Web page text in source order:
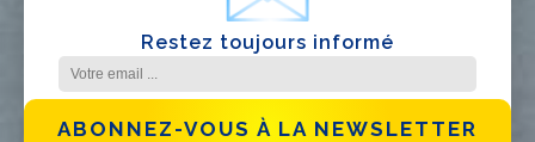
Restez toujours informé
ABONNEZ-VOUS À LA NEWSLETTER